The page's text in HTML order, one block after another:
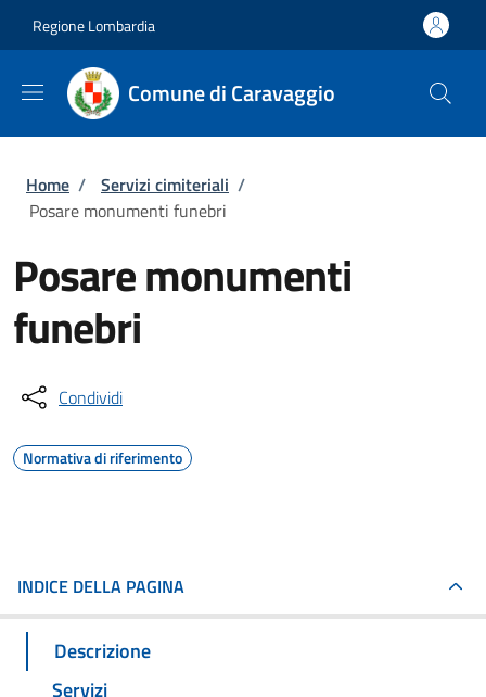
Regione Lombardia
Comune di Caravaggio
Briciole di pane
Home / Servizi cimiteriali /
Posare monumenti funebri
Posare monumenti
funebri
Condividi
Normativa di riferimento
INDICE DELLA PAGINA
Descrizione
Servizi